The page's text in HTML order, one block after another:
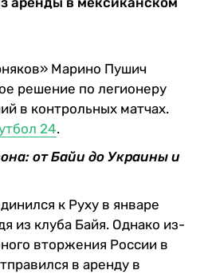
Марино Пушич
решение по легионеру
в контрольных матчах.
24.
от Байи до Украины и
к Руху в январе
из клуба Байя. Однако из-
вторжения России в
в аренду в